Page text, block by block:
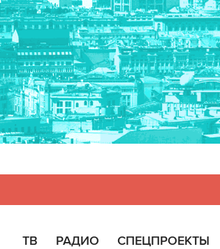
ТВ РАДИО СПЕЦПРОЕКТЫ